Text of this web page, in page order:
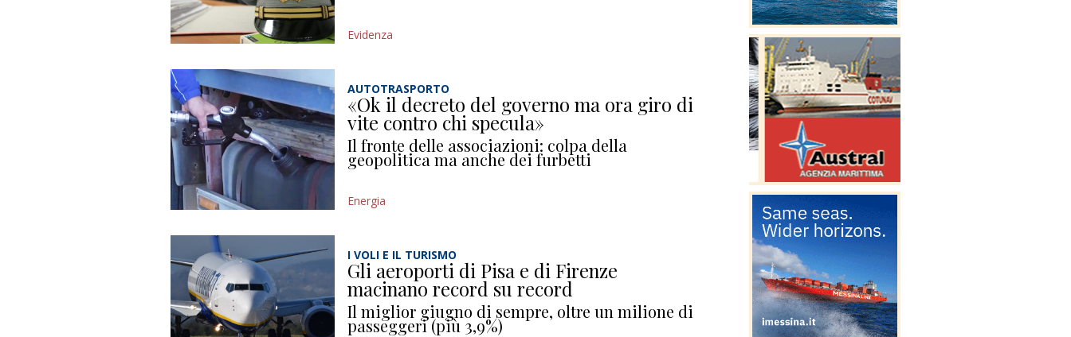
Evidenza
AUTOTRASPORTO
«Ok il decreto del governo ma ora giro di
vite contro chi specula»
Il fronte delle associazioni: colpa della
geopolitica ma anche dei furbetti
Energia
I VOLI E IL TURISMO
Gli aeroporti di Pisa e di Firenze
macinano record su record
Il miglior giugno di sempre, oltre un milione di
passeggeri (più 3,9%)